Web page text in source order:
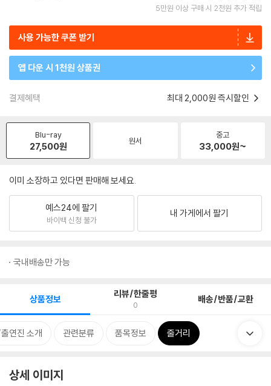
5만원 이상 구매 시 2천원 추가 적립
사용 가능한 쿠폰 받기
앱 다운 시 1천원 상품권
결제혜택 최대 2,000원 즉시할인
Blu-ray
27,500원 원서
중고
33,000원~
이미 소장하고 있다면 판매해 보세요.
예스24에 팔기
바이백 신청 불가
내 가게에서 팔기
국내배송만 가능
상품정보 리뷰/한줄평
0 배송/반품/교환
연진 소개 관련분류 품목정보 줄거리
상세 이미지